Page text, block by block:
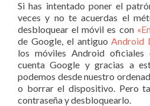
Si has intentado poner el
veces y no te acuerdas el
desbloquear el móvil es con
de Google, el antiguoAndroid
los móviles Android oficiales
cuenta Google y gracias a
podemos desde nuestro
o borrar el dispositivo. Pero
contraseña y desbloquearlo.